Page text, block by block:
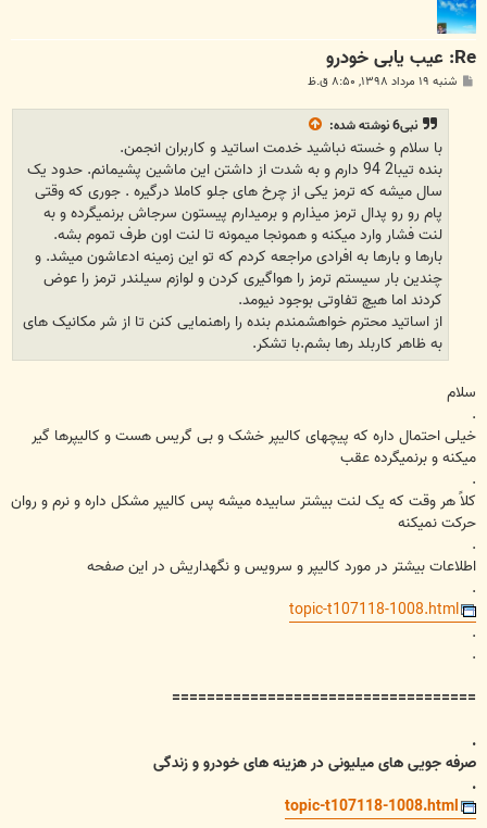
Re: عيب يابی خودرو
پ شنبه ۱۹ مرداد ۱۳۹۸, ۸:۵۰ ق.ظ
نبی6 نوشته شده:
با سلام و خسته نباشید خدمت اساتید و کاربران انجمن.
بنده تیبا2 94 دارم و به شدت از داشتن این ماشین پشیمانم. حدود یک
سال میشه که ترمز یکی از چرخ های جلو کاملا درگیره . جوری که وقتی
پام رو رو پدال ترمز میذارم و برمیدارم پیستون سرجاش برنمیگرده و به
لنت فشار وارد میکنه و همونجا میمونه تا لنت اون طرف تموم بشه.
بارها و بارها به افرادی مراجعه کردم که تو این زمینه ادعاشون میشد. و
چندین بار سیستم ترمز را هواگیری کردن و لوازم سیلندر ترمز را عوض
کردند اما هیچ تفاوتی بوجود نیومد.
از اساتید محترم خواهشمندم بنده را راهنمایی کنن تا از شر مکانیک های
به ظاهر کاربلد رها بشم.با تشکر.
سلام
خیلی احتمال داره که پیچهای کالیپر خشک و بی گریس هست و کالیپرها گیر
میکنه و برنمیگرده عقب
کلاً هر وقت که یک لنت بیشتر سابیده میشه پس کالیپر مشکل داره و نرم و روان
حرکت نمیکنه
اطلاعات بیشتر در مورد کالیپر و سرویس و نگهداریش در این صفحه
topic-t107118-1008.html
===================================
صرفه جویی های میلیونی در هزینه های خودرو و زندگی
topic-t107118-1008.html